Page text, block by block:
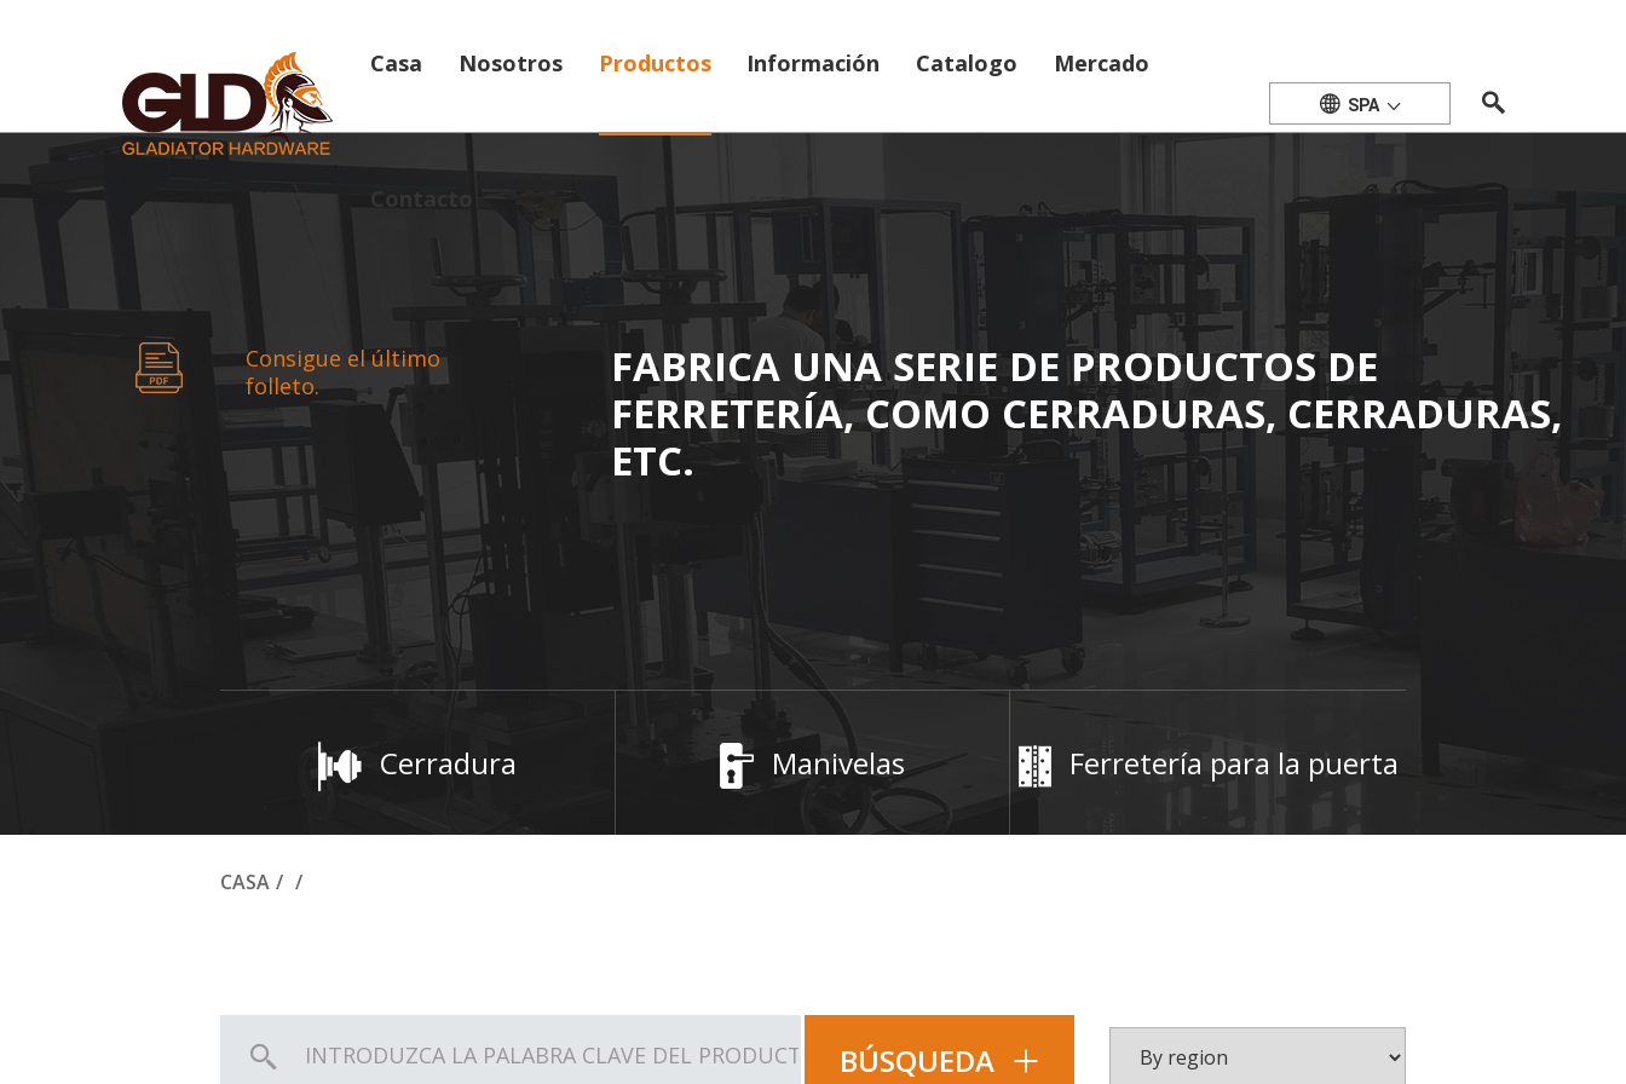
Casa Nosotros Productos Información Catalogo Mercado
SPA
Consigue el último
folleto.
FABRICA UNA SERIE DE PRODUCTOS DE
FERRETERÍA, COMO CERRADURAS, CERRADURAS,
ETC.
Cerradura Manivelas Ferretería para la puerta
CASA / /
BÚSQUEDA